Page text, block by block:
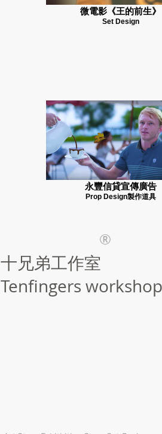
微電影《王的前生》
Set Design
永豐信貸宣傳廣告
Prop Design製作道具
®
​十兄弟工作室
Tenfingers workshop